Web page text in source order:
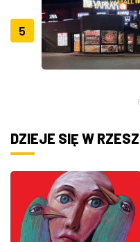
5
DZIEJE SIĘ W